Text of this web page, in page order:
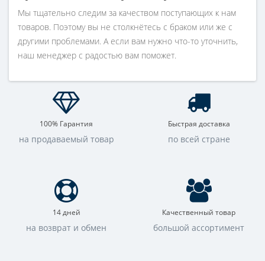
Мы тщательно следим за качеством поступающих к нам
товаров. Поэтому вы не столкнётесь с браком или же с
другими проблемами. А если вам нужно что-то уточнить,
наш менеджер с радостью вам поможет.
100% Гарантия
на продаваемый товар
Быстрая доставка
по всей стране
14 дней
на возврат и обмен
Качественный товар
большой ассортимент